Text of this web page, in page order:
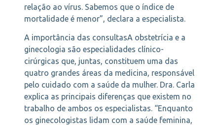
relação ao vírus. Sabemos que o índice de
mortalidade é menor”, declara a especialista.
A importância das consultasA obstetrícia e a
ginecologia são especialidades clínico-
cirúrgicas que, juntas, constituem uma das
quatro grandes áreas da medicina, responsável
pelo cuidado com a saúde da mulher. Dra. Carla
explica as principais diferenças que existem no
trabalho de ambos os especialistas. “Enquanto
os ginecologistas lidam com a saúde feminina,